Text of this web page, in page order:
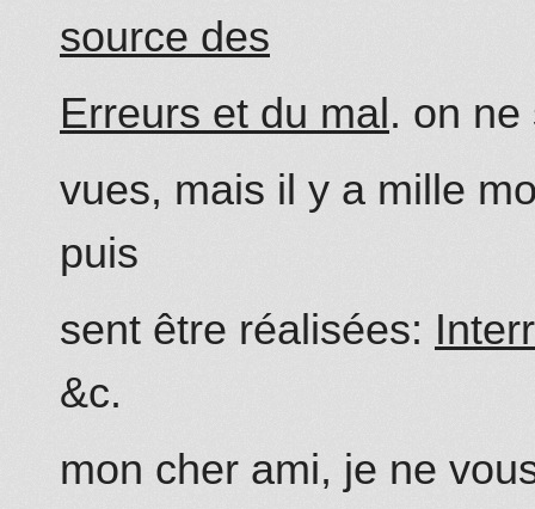
source des
Erreurs et du mal . on ne
vues, mais il y a mille
puis
sent être réalisées:
&c.
mon cher ami, je ne